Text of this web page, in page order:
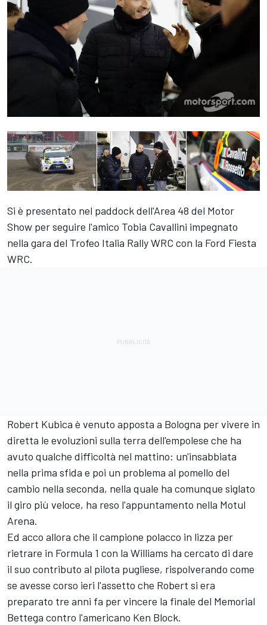
Si è presentato nel paddock dell'Area 48 del Motor
Show per seguire l'amico Tobia Cavallini impegnato
nella gara del Trofeo Italia Rally WRC con la Ford Fiesta
WRC.
Robert Kubica è venuto apposta a Bologna per vivere in
diretta le evoluzioni sulla terra dell'empolese che ha
avuto qualche difficoltà nel mattino: un'insabbiata
nella prima sfida e poi un problema al pomello del
cambio nella seconda, nella quale ha comunque siglato
il giro più veloce, ha reso l'appuntamento nella Motul
Arena.
Ed acco allora che il campione polacco in lizza per
rietrare in Formula 1 con la Williams ha cercato di dare
il suo contributo al pilota pugliese, rispolverando come
se avesse corso ieri l'assetto che Robert si era
preparato tre anni fa per vincere la finale del Memorial
Bettega contro l'americano Ken Block.